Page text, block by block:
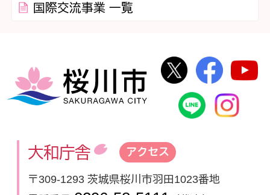
国際交流事業 一覧
桜川市
桜川市公式
桜川
桜川市公
大和庁舎 アクセス
〒309-1293 茨城県桜川市羽田1023番地